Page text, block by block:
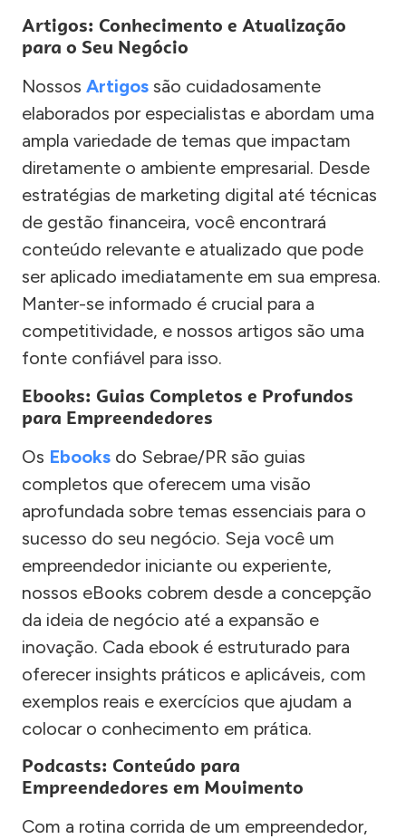
Artigos: Conhecimento e Atualização
para o Seu Negócio
Nossos Artigos são cuidadosamente
elaborados por especialistas e abordam uma
ampla variedade de temas que impactam
diretamente o ambiente empresarial. Desde
estratégias de marketing digital até técnicas
de gestão financeira, você encontrará
conteúdo relevante e atualizado que pode
ser aplicado imediatamente em sua empresa.
Manter-se informado é crucial para a
competitividade, e nossos artigos são uma
fonte confiável para isso.
Ebooks: Guias Completos e Profundos
para Empreendedores
Os Ebooks do Sebrae/PR são guias
completos que oferecem uma visão
aprofundada sobre temas essenciais para o
sucesso do seu negócio. Seja você um
empreendedor iniciante ou experiente,
nossos eBooks cobrem desde a concepção
da ideia de negócio até a expansão e
inovação. Cada ebook é estruturado para
oferecer insights práticos e aplicáveis, com
exemplos reais e exercícios que ajudam a
colocar o conhecimento em prática.
Podcasts: Conteúdo para
Empreendedores em Movimento
Com a rotina corrida de um empreendedor,